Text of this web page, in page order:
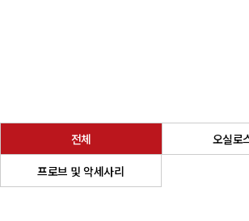
전체
오실로
프로브 및 악세사리